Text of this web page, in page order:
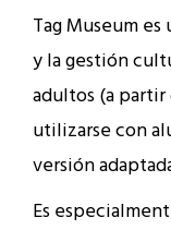
Tag Museum
y la gestión
adultos (a partir
utilizarse con
versión
Es